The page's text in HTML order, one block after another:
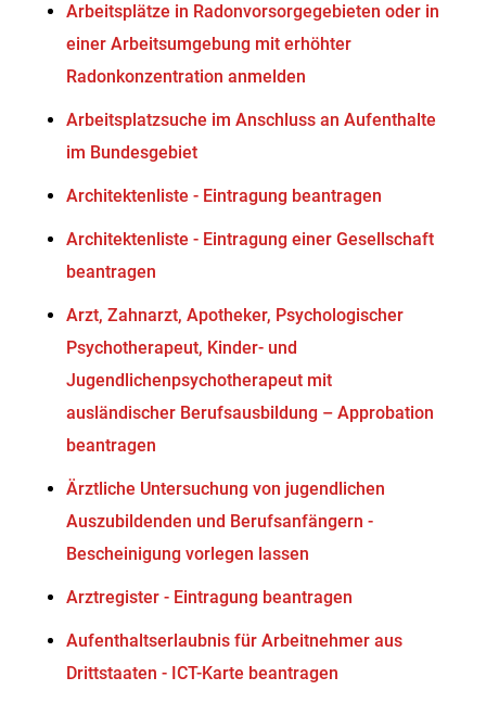
Arbeitsplätze in Radonvorsorgegebieten oder in
einer Arbeitsumgebung mit erhöhter
Radonkonzentration anmelden
Arbeitsplatzsuche im Anschluss an Aufenthalte
im Bundesgebiet
Architektenliste - Eintragung beantragen
Architektenliste - Eintragung einer Gesellschaft
beantragen
Arzt, Zahnarzt, Apotheker, Psychologischer
Psychotherapeut, Kinder- und
Jugendlichenpsychotherapeut mit
ausländischer Berufsausbildung – Approbation
beantragen
Ärztliche Untersuchung von jugendlichen
Auszubildenden und Berufsanfängern -
Bescheinigung vorlegen lassen
Arztregister - Eintragung beantragen
Aufenthaltserlaubnis für Arbeitnehmer aus
Drittstaaten - ICT-Karte beantragen